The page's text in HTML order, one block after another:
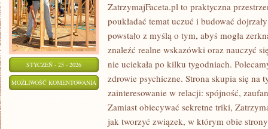
STYCZEŃ - 25 - 2026
MOŻLIWOŚĆ KOMENTOWANIA ROMANTYCZNE
POMYSŁY
ZatrzymajFaceta.pl to praktyczna
poukładać temat uczuć i budować
powstało z myślą o tym, abyś mogła
znaleźć realne wskazówki oraz nauczyć
nie uciekała po kilku tygodniach.
zdrowie psychiczne. Strona skupia się na
zainteresowanie w relacji: spójność,
Zamiast obiecywać sekretne triki,
jak tworzyć związek, w którym obie